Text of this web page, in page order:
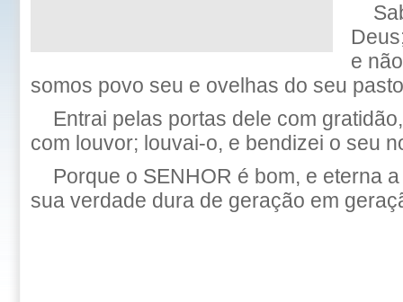
e
somos povo seu e ovelhas do seu
Entrai pelas portas dele com
com louvor; louvai-o, e bendizei o seu
Porque o SENHOR é bom, e eterna
sua verdade dura de geração em